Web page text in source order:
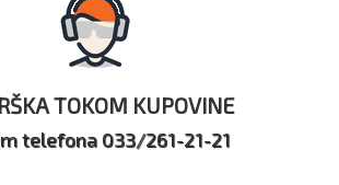
TOKOM KUPOVINE
telefona 033/261-21-21